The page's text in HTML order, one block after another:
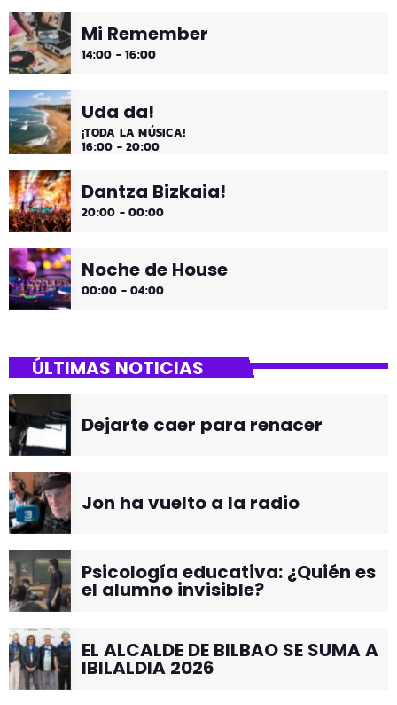
Mi Remember
14:00 - 16:00
Uda da!
¡TODA LA MÚSICA!
16:00 - 20:00
Dantza Bizkaia!
20:00 - 00:00
Noche de House
00:00 - 04:00
ÚLTIMAS NOTICIAS
Dejarte caer para renacer
Jon ha vuelto a la radio
Psicología educativa: ¿Quién es
el alumno invisible?
EL ALCALDE DE BILBAO SE SUMA A
IBILALDIA 2026